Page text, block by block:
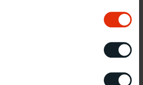
pappret som underlag, idé och
öppnar en dörr till Maria Lindbergs
att översätta teckningens dimension